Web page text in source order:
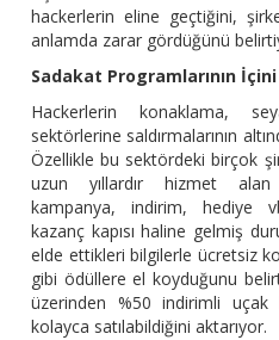
hackerlerin eline geçtiğini,
anlamda zarar gördüğünü
Sadakat Programlarının
Hackerlerin konaklama,
sektörlerine saldırmalarının
Özellikle bu sektördeki birçok
uzun yıllardır hizmet alan
kampanya, indirim, hediye
kazanç kapısı haline gelmiş
elde ettikleri bilgilerle ücretsiz
gibi ödüllere el koyduğunu
üzerinden %50 indirimli
kolayca satılabildiğini aktarıyor.